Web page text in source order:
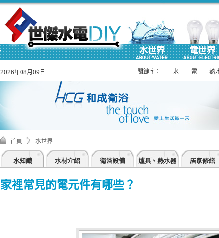
2026年08月09日 關鍵字： 水 電 熱
首頁 水世界
水知識 水材介紹 衛浴設備 爐具、熱水器 居家修繕
家裡常見的電元件有哪些？